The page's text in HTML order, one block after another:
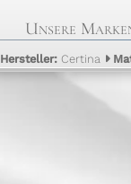
Unsere
Hersteller: Certina